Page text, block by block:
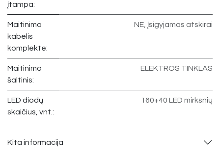
įtampa:
Maitinimo
kabelis
komplekte:
NE, įsigyjamas atskirai
Maitinimo
šaltinis:
ELEKTROS TINKLAS
LED diodų
skaičius, vnt.:
160+40 LED mirksnių
Kita informacija